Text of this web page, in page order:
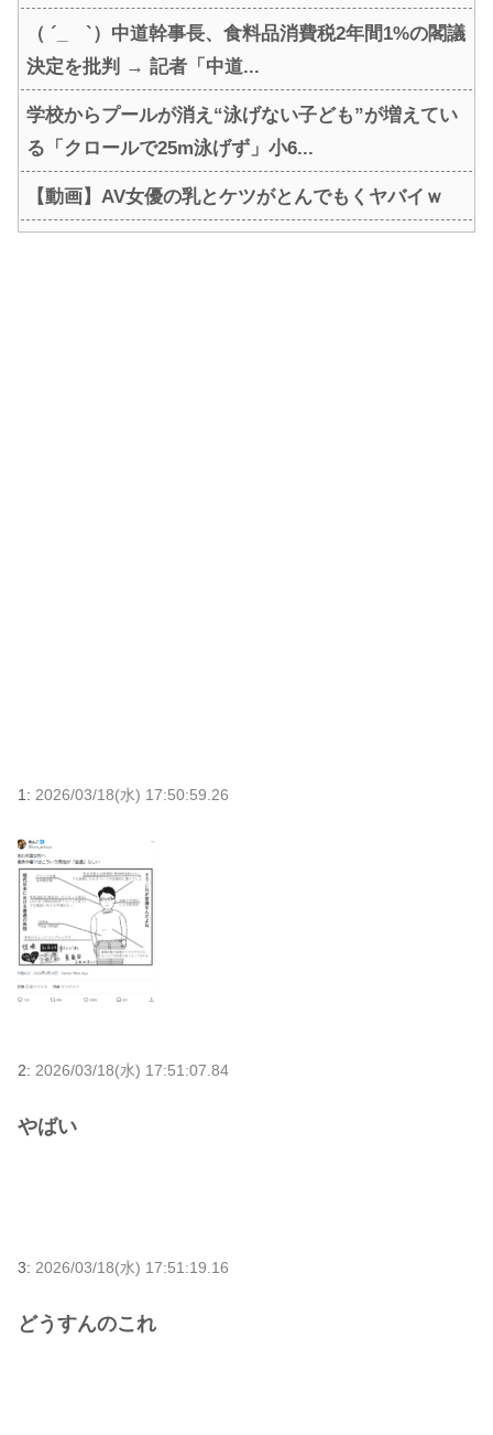
（ ´_ゝ`）中道幹事長、食料品消費税2年間1%の閣議
決定を批判 → 記者「中道...
学校からプールが消え“泳げない子ども”が増えてい
る「クロールで25m泳げず」小6...
【動画】AV女優の乳とケツがとんでもくヤバイｗ
1: 2026/03/18(水) 17:50:59.26
2: 2026/03/18(水) 17:51:07.84
やばい
3: 2026/03/18(水) 17:51:19.16
どうすんのこれ